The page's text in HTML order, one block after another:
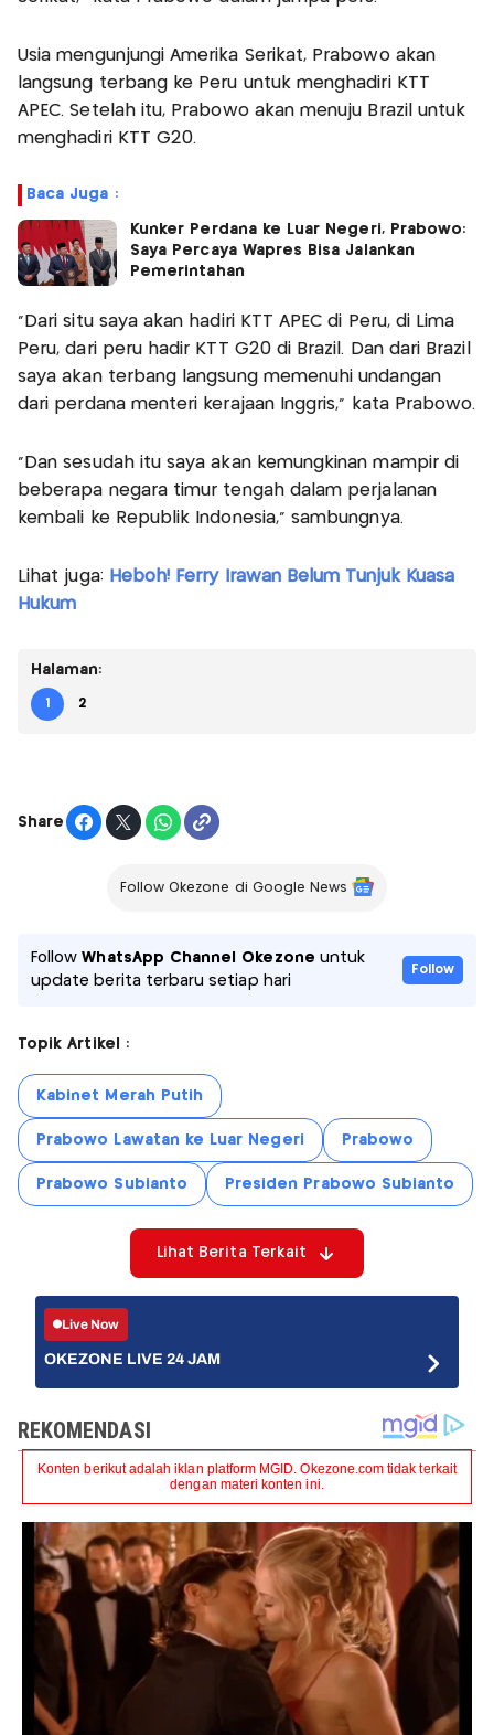
Usia mengunjungi Amerika Serikat, Prabowo akan
langsung terbang ke Peru untuk menghadiri KTT
APEC. Setelah itu, Prabowo akan menuju Brazil untuk
menghadiri KTT G20.
Baca Juga :
Kunker Perdana ke Luar Negeri, Prabowo:
Saya Percaya Wapres Bisa Jalankan
Pemerintahan
"Dari situ saya akan hadiri KTT APEC di Peru, di Lima
Peru, dari peru hadir KTT G20 di Brazil. Dan dari Brazil
saya akan terbang langsung memenuhi undangan
dari perdana menteri kerajaan Inggris," kata Prabowo.
"Dan sesudah itu saya akan kemungkinan mampir di
beberapa negara timur tengah dalam perjalanan
kembali ke Republik Indonesia," sambungnya.
Lihat juga: Heboh! Ferry Irawan Belum Tunjuk Kuasa
Hukum
Halaman:
1 2
Share
Follow Okezone di Google News
FollowWhatsApp Channel Okezone untuk
update berita terbaru setiap hari
Follow
Topik Artikel :
Kabinet Merah Putih
Prabowo Lawatan ke Luar Negeri Prabowo
Prabowo Subianto Presiden Prabowo Subianto
Lihat Berita Terkait
Live Now
OKEZONE LIVE 24 JAM